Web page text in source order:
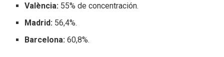
València: 55% de concentración.
Madrid: 56,4%.
Barcelona: 60,8%.